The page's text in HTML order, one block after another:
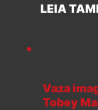
LEIA
Vaza
Tobey